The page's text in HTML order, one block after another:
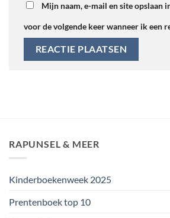
Mijn naam, e-mail en site opslaan
voor de volgende keer wanneer ik een
RAPUNSEL & MEER
Kinderboekenweek 2025
Prentenboek top 10